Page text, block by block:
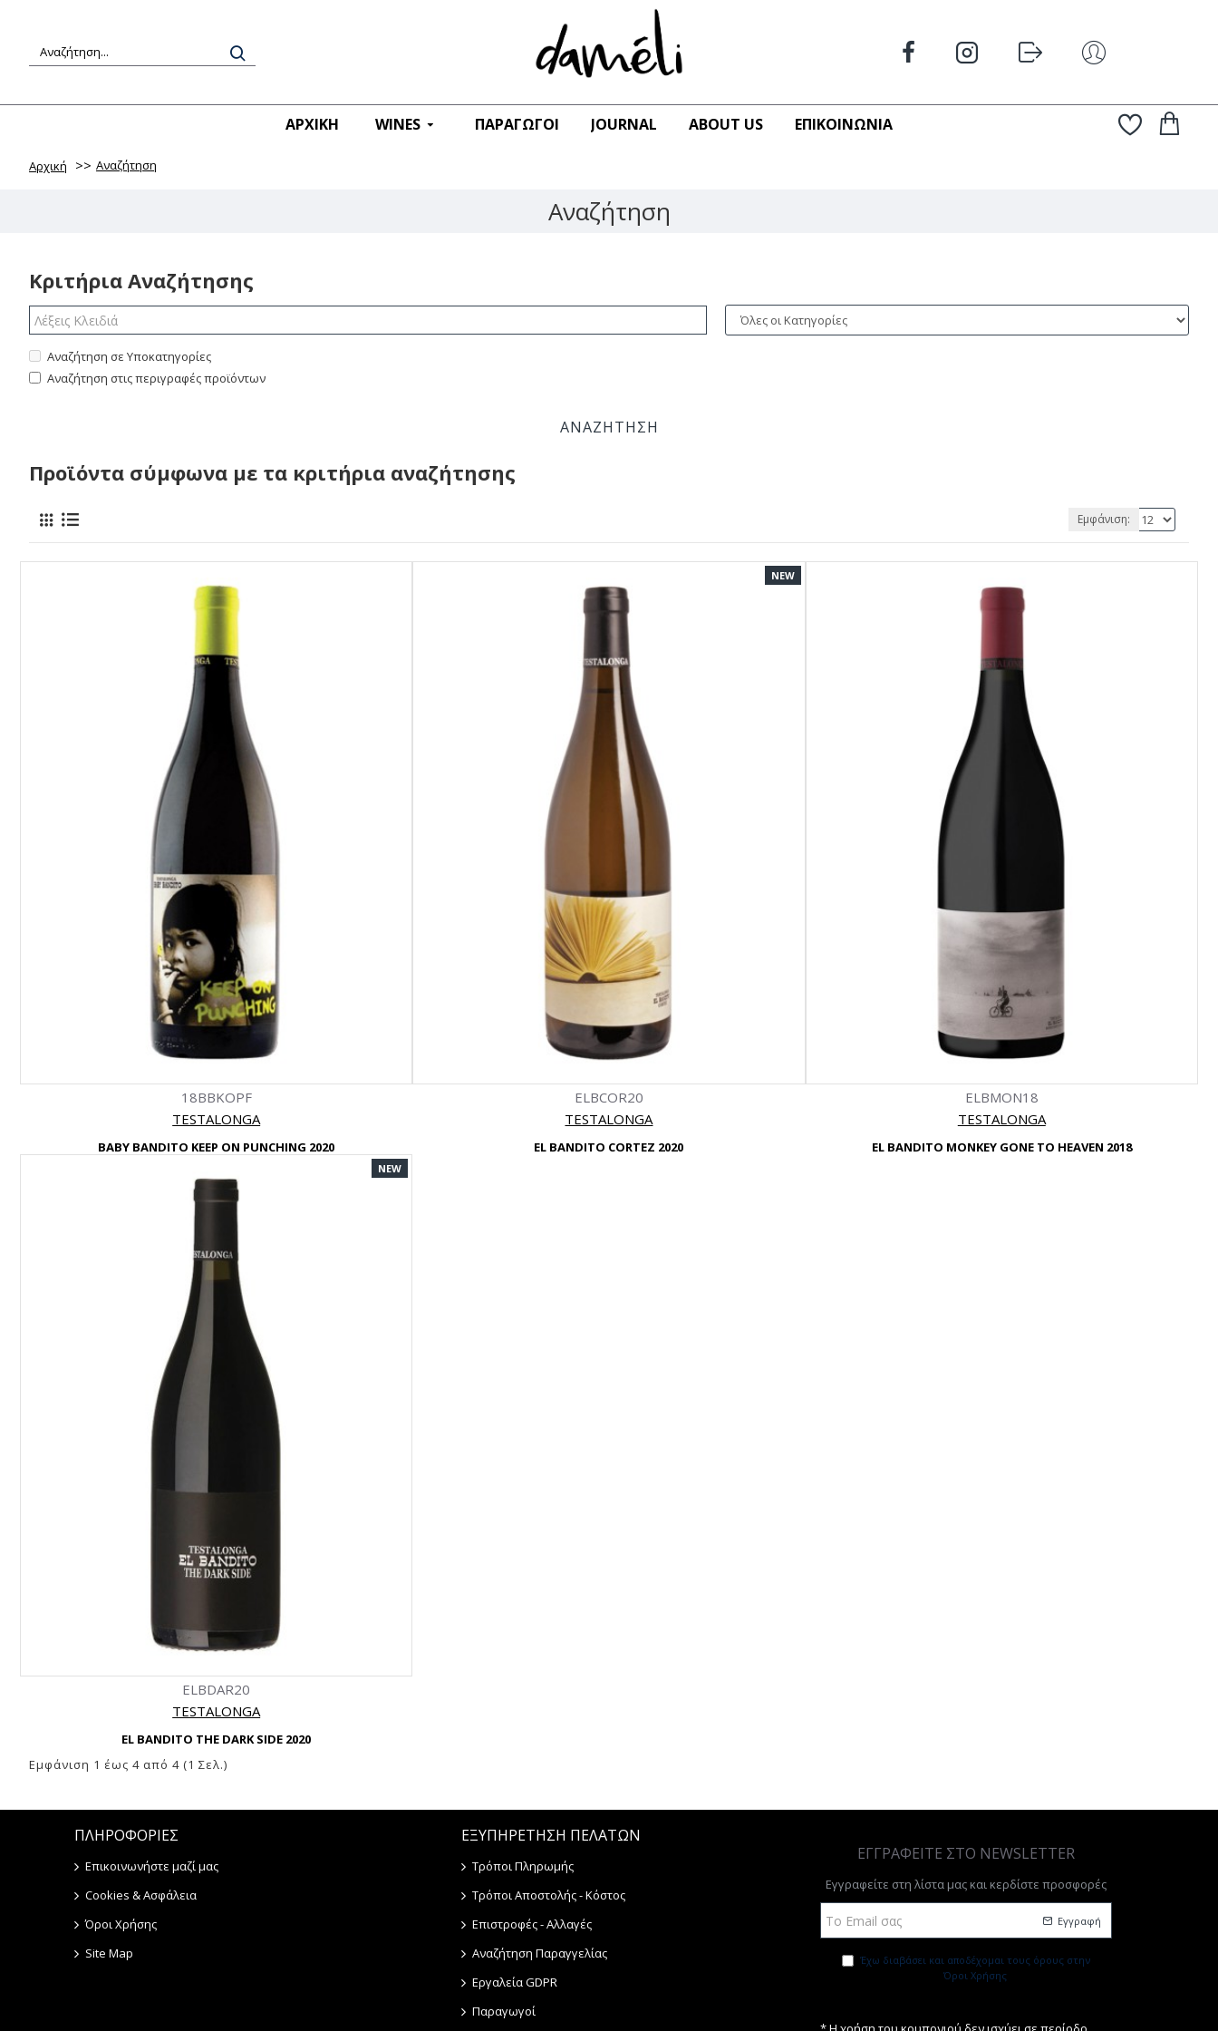
ΑΡΧΙΚΉ WINES ΠΑΡΑΓΩΓΟΊ JOURNAL ABOUT US ΕΠΙΚΟΙΝΩΝΊΑ
Αρχική Αναζήτηση
Αναζήτηση
Κριτήρια Αναζήτησης
Αναζήτηση σε Υποκατηγορίες
Αναζήτηση στις περιγραφές προϊόντων
ΑΝΑΖΉΤΗΣΗ
Προϊόντα σύμφωνα με τα κριτήρια αναζήτησης
Εμφάνιση:
18BBKOPF
TESTALONGA
BABY BANDITO KEEP ON PUNCHING 2020
NEW
ELBCOR20
TESTALONGA
EL BANDITO CORTEZ 2020
ELBMON18
TESTALONGA
EL BANDITO MONKEY GONE TO HEAVEN 2018
NEW
ELBDAR20
TESTALONGA
EL BANDITO THE DARK SIDE 2020
Εμφάνιση 1 έως 4 από 4 (1 Σελ.)
ΠΛΗΡΟΦΟΡΙΕΣ
Επικοινωνήστε μαζί μας
Cookies & Ασφάλεια
Όροι Χρήσης
Site Map
ΕΞΥΠΗΡΕΤΗΣΗ ΠΕΛΑΤΩΝ
Τρόποι Πληρωμής
Τρόποι Αποστολής - Κόστος
Επιστροφές - Αλλαγές
Αναζήτηση Παραγγελίας
Εργαλεία GDPR
Παραγωγοί
ΕΓΓΡΑΦΕΙΤΕ ΣΤΟ NEWSLETTER
Εγγραφείτε στη λίστα μας και κερδίστε προσφορές
Εγγραφή
Έχω διαβάσει και αποδέχομαι τους όρους στην
Όροι Χρήσης